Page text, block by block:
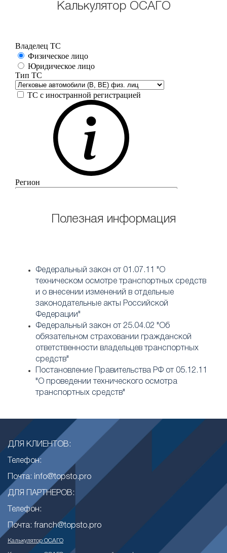
Калькулятор ОСАГО
Полезная информация
Федеральный закон от 01.07.11 "О
техническом осмотре транспортных средств
и о внесении изменений в отдельные
законодательные акты Российской
Федерации"
Федеральный закон от 25.04.02 "Об
обязательном страховании гражданской
ответственности владельцев транспортных
средств"
Постановление Правительства РФ от 05.12.11
"О проведении технического осмотра
транспортных средств"
ДЛЯ КЛИЕНТОВ:
Телефон:
Почта: info@topsto.pro
ДЛЯ ПАРТНЕРОВ:
Телефон:
Почта: franch@topsto.pro
Калькулятор ОСАГО